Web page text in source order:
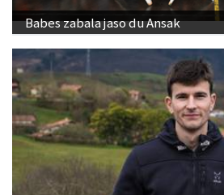
Babes zabala jaso du Ansak